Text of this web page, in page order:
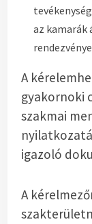
az
A
gyakornoki
szakmai
igazoló
A